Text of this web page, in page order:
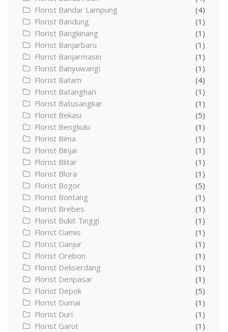
Florist Bandar Lampung
(4)
Florist Bandung
(1)
Florist Bangkinang
(1)
Florist Banjarbaru
(1)
Florist Banjarmasin
(1)
Florist Banyuwangi
(1)
Florist Batam
(4)
Florist Batanghari
(1)
Florist Batusangkar
(1)
Florist Bekasi
(5)
Florist Bengkulu
(1)
Florist Bima
(1)
Florist Binjai
(1)
Florist Blitar
(1)
Florist Blora
(1)
Florist Bogor
(5)
Florist Bontang
(1)
Florist Brebes
(1)
Florist Bukit Tinggi
(1)
Florist Ciamis
(1)
Florist Cianjur
(1)
Florist Cirebon
(1)
Florist Deliserdang
(1)
Florist Denpasar
(1)
Florist Depok
(5)
Florist Dumai
(1)
Florist Duri
(1)
Florist Garut
(1)